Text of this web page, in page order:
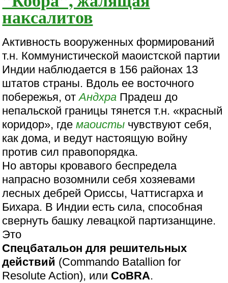
наксалитов
Активность вооруженных формирований
т.н. Коммунистической маоистской партии
Индии наблюдается в 156 районах 13
штатов страны. Вдоль ее восточного
побережья, отАндхра Прадеш до
непальской границы тянется т.н. «красный
коридор», гдемаоисты чувствуют себя,
как дома, и ведут настоящую войну
против сил правопорядка.
Но авторы кровавого беспредела
напрасно возомнили себя хозяевами
лесных дебрей Ориссы, Чаттисгарха и
Бихара. В Индии есть сила, способная
свернуть башку левацкой партизанщине.
Это
Спецбатальон для решительных
действий (Commando Batallion for
Resolute Action), или CoBRA.